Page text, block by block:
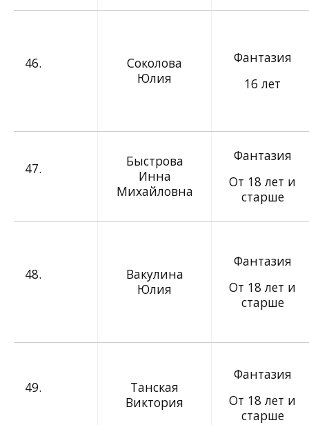
46.
Соколова
Юлия
Фантазия
16 лет
47.
Быстрова
Инна
Михайловна
Фантазия
От 18 лет и
старше
48.
Вакулина
Юлия
Фантазия
От 18 лет и
старше
49.
Танская
Виктория
Фантазия
От 18 лет и
старше